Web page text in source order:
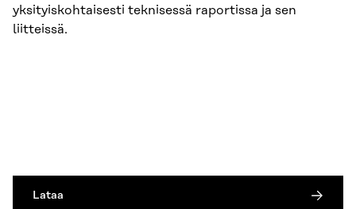
yksityiskohtaisesti teknisessä raportissa ja sen
liitteissä.
Lataa